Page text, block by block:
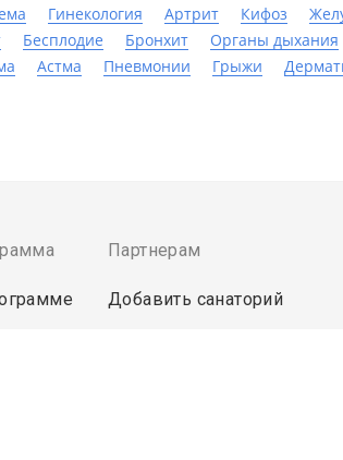
Гинекология Артрит Кифоз
Бесплодие Бронхит Органы дыхания
Астма Пневмонии Грыжи
Партнерам
Добавить санаторий